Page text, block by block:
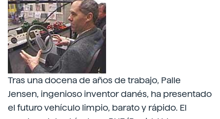
Tras una docena de años de trabajo, Palle
Jensen, ingenioso inventor danés, ha presentado
el futuro vehículo limpio, barato y rápido. El